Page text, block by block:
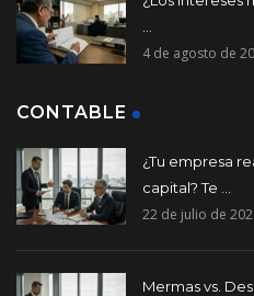
4 de agosto de
CONTABLE
¿Tu empresa
capital? Te ...
22 de julio de
Mermas vs.